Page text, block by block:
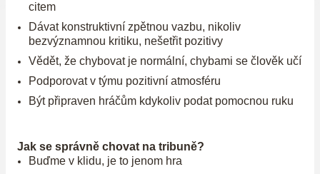
citem
Dávat konstruktivní zpětnou vazbu, nikoliv
bezvýznamnou kritiku, nešetřit pozitivy
Vědět, že chybovat je normální, chybami se člověk učí
Podporovat v týmu pozitivní atmosféru
Být připraven hráčům kdykoliv podat pomocnou ruku
Jak se správně chovat na tribuně?
Buďme v klidu, je to jenom hra